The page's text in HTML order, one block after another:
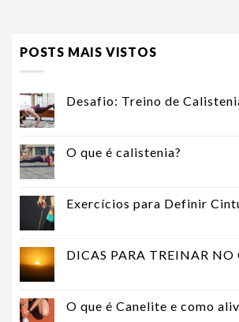
POSTS MAIS VISTOS
Desafio: Treino de
O que é calistenia?
Exercícios para Definir
DICAS PARA TREINAR NO
O que é Canelite e como